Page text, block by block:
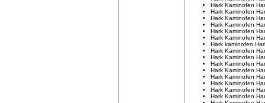
Hark Kaminofen
Hark Kaminofen
Hark Kaminofen
Hark Kaminofen
Hark Kaminofen
Hark Kaminofen
Hark kaminofen
Hark Kaminofen
Hark Kaminofen
Hark Kaminofen
Hark Kaminofen
Hark Kaminofen
Hark Kaminofen
Hark Kaminofen
Hark Kaminofen